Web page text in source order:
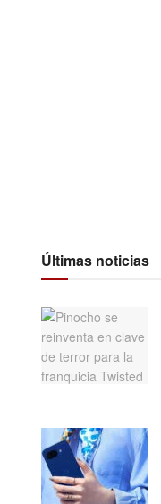
Últimas noticias